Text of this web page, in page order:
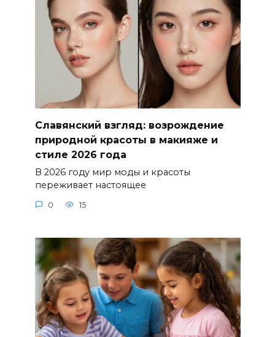
Славянский взгляд: возрождение
природной красоты в макияже и
стиле 2026 года
В 2026 году мир моды и красоты
переживает настоящее
0 15